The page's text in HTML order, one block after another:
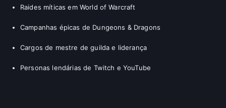
Raides míticas em World of Warcraft
Campanhas épicas de Dungeons & Dragons
Cargos de mestre de guilda e liderança
Personas lendárias de Twitch e YouTube